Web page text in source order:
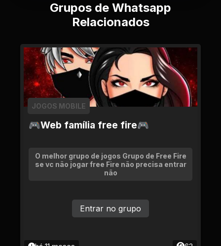
Grupos de Whatsapp
Relacionados
🎮Web família free fire🎮
JOGOS MOBILE
O melhor grupo de jogos Grupo de Free Fire
se vc não jogar free Fire não precisa entrar
não
Entrar no grupo